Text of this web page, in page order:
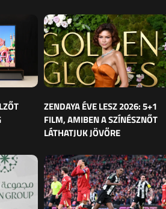
ZENDAYA ÉVE LESZ 2026: 5+1
FILM, AMIBEN A SZÍNÉSZNŐT
LÁTHATJUK JÖVŐRE